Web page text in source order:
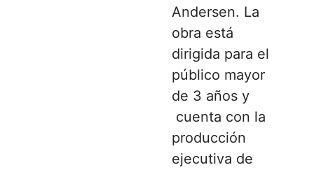
Andersen. La
obra está
dirigida para el
público mayor
de 3 años y
cuenta con la
producción
ejecutiva de